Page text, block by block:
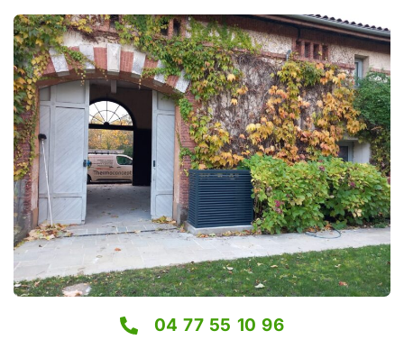
04 77 55 10 96